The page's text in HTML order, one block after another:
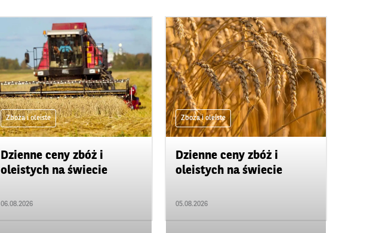
Zboża i oleiste
Dzienne ceny zbóż i
oleistych na świecie
06.08.2026
Zboża i oleiste
Dzienne ceny zbóż i
oleistych na świecie
05.08.2026